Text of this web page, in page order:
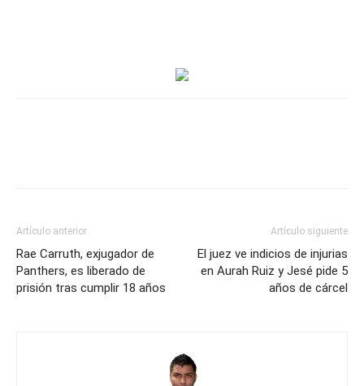
Artículo anterior
Rae Carruth, exjugador de
Panthers, es liberado de
prisión tras cumplir 18 años
Artículo siguiente
El juez ve indicios de injurias
en Aurah Ruiz y Jesé pide 5
años de cárcel